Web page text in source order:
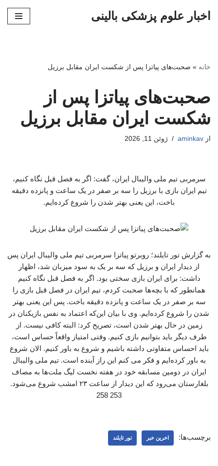
اخبار علوم پزشکی بالینی
خانه » صحبت‌های پیاتزا پس از شکست ایران مقابل برزیل
صحبت‌های پیاتزا پس از
شکست ایران مقابل برزیل
از aminkav ژوئن 11, 2026
سرمربی تیم ملی والیبال ایران، گفت: اگر به فصل قبل نگاه کنیم،
تیم ایران بازی با برزیل را سه بر صفر در یک ساعت و پانزده دقیقه
باخت، این یعنی بهتر شدن را شروع کرده‌ایم.
به گزارش تور تایلند؛ روبرتو پیاتزا سرمربی تیم ملی والیبال ایران پس
از دیدار ایران و برزیل که سه بر یک به سود میزبان شد، اظهار
داشت: برای ایران بازی سختی بود. اگر به فصل قبل نگاه کنیم
همانطور که با بچه‌ها صحبت کردم، تیم ایران در فصل قبل بازی را
سه بر صفر در یک ساعت و پانزده دقیقه باخت. پس این یعنی بهتر
شدن را شروع کرده‌ایم. وی با بیان این‌که اعتماد به نفس بازیکنان در
زمین در حال بهتر شدن است، تصریح کرد: البته کافی نیست. از
طرف دیگر باید بتوانیم بازی کنیم. وقتی امتیاز واقعاً حساس است،
باید احساس متفاوتی داشته باشیم و شروع به باور کنیم. الان شروع
به باور کرده‌ایم و فکر می کنم این راز آینده است. تیم ملی والیبال
ایران در دومین مسابقه خود در هفته نخست لیگ ملت‌ها به مصاف
بلغارستان می‌رود که این دیدار از ساعت ۲۳ امشب شروع می‌شود.
253 258
برچسب‌ها: اخرین خبر تور تایلند